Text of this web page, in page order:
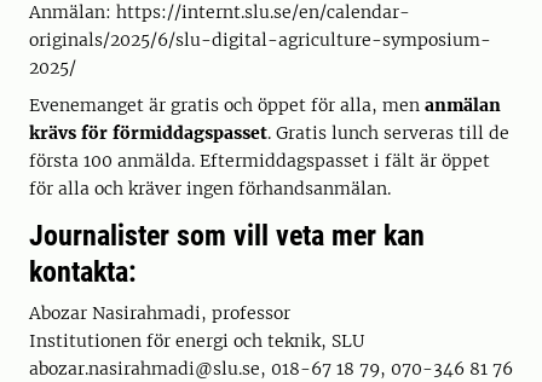
Anmälan: https://internt.slu.se/en/calendar-
originals/2025/6/slu-digital-agriculture-symposium-
2025/
Evenemanget är gratis och öppet för alla, men anmälan
krävs för förmiddagspasset. Gratis lunch serveras till de
första 100 anmälda. Eftermiddagspasset i fält är öppet
för alla och kräver ingen förhandsanmälan.
Journalister som vill veta mer kan
kontakta:
Abozar Nasirahmadi, professor
Institutionen för energi och teknik, SLU
abozar.nasirahmadi@slu.se, 018-67 18 79, 070-346 81 76